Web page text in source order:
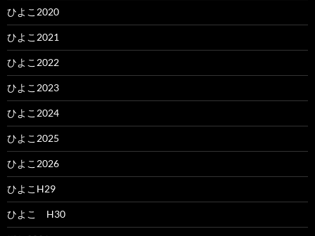
ひよこ2020
ひよこ2021
ひよこ2022
ひよこ2023
ひよこ2024
ひよこ2025
ひよこ2026
ひよこH29
ひよこ H30